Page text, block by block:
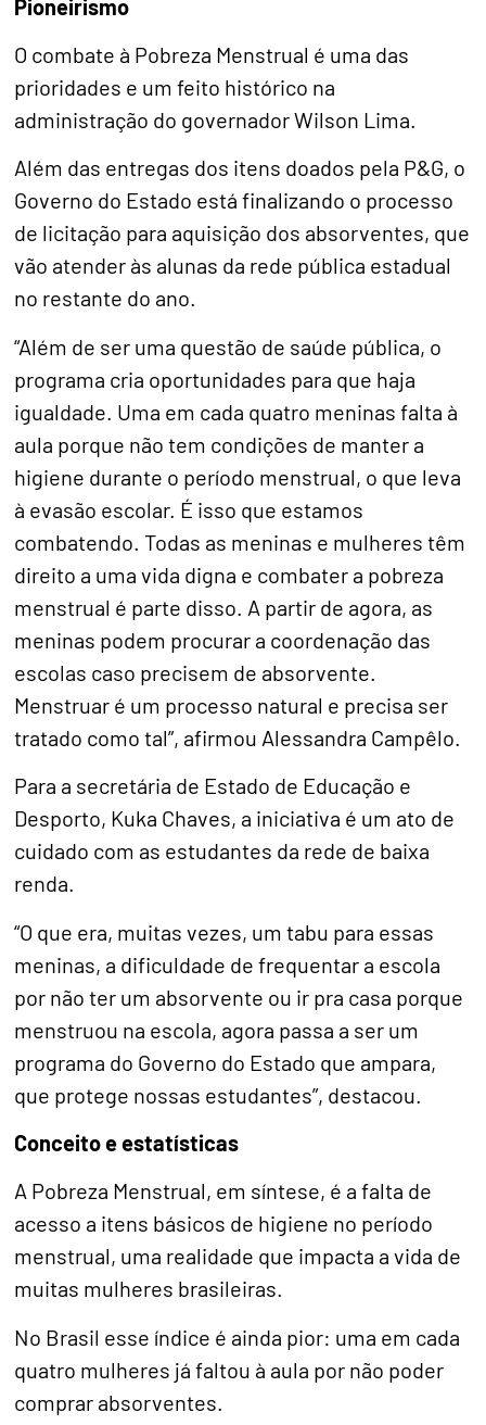
Pioneirismo
O combate à Pobreza Menstrual é uma das
prioridades e um feito histórico na
administração do governador Wilson Lima.
Além das entregas dos itens doados pela P&G, o
Governo do Estado está finalizando o processo
de licitação para aquisição dos absorventes, que
vão atender às alunas da rede pública estadual
no restante do ano.
“Além de ser uma questão de saúde pública, o
programa cria oportunidades para que haja
igualdade. Uma em cada quatro meninas falta à
aula porque não tem condições de manter a
higiene durante o período menstrual, o que leva
à evasão escolar. É isso que estamos
combatendo. Todas as meninas e mulheres têm
direito a uma vida digna e combater a pobreza
menstrual é parte disso. A partir de agora, as
meninas podem procurar a coordenação das
escolas caso precisem de absorvente.
Menstruar é um processo natural e precisa ser
tratado como tal”, afirmou Alessandra Campêlo.
Para a secretária de Estado de Educação e
Desporto, Kuka Chaves, a iniciativa é um ato de
cuidado com as estudantes da rede de baixa
renda.
“O que era, muitas vezes, um tabu para essas
meninas, a dificuldade de frequentar a escola
por não ter um absorvente ou ir pra casa porque
menstruou na escola, agora passa a ser um
programa do Governo do Estado que ampara,
que protege nossas estudantes”, destacou.
Conceito e estatísticas
A Pobreza Menstrual, em síntese, é a falta de
acesso a itens básicos de higiene no período
menstrual, uma realidade que impacta a vida de
muitas mulheres brasileiras.
No Brasil esse índice é ainda pior: uma em cada
quatro mulheres já faltou à aula por não poder
comprar absorventes.